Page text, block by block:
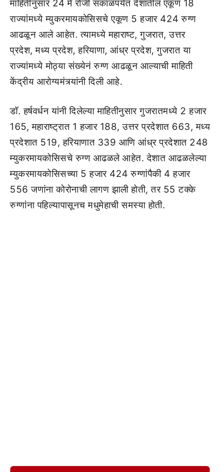
माहितीनुसार 24 मे रोजी सकाळपर्यंत देशातील एकूण 18
राज्यांमध्ये म्युकरमायकोसिसचे एकूण 5 हजार 424 रुग्ण
आढळून आले आहेत. त्यामध्ये महाराष्ट, गुजरात, उत्तर
प्रदेश, मध्य प्रदेश, हरियाणा, आंध्र प्रदेश, गुजरात या
राज्यांमध्ये मोठ्या संख्येनं रुग्ण आढळून आल्याची माहिती
केंद्रीय आरोग्यमंत्र्यांनी दिली आहे.
डॉ. हर्षवर्धन यांनी दिलेल्या माहितीनुसार गुजरातमध्ये 2 हजार
165, महाराष्ट्रात 1 हजार 188, उत्तर प्रदेशात 663, मध्य
प्रदेशात 519, हरियाणात 339 आणि आंध्र प्रदेशात 248
म्युकरमायकोसिसचे रुग्ण आढळले आहेत. देशात आढळलेल्या
म्युकरमायकोसिसच्या 5 हजार 424 रुग्णांपैकी 4 हजार
556 जणांना कोरोनाची लागण झाली होती, तर 55 टक्के
रुग्णांना पहिल्यापासूनच मधुमेहाची समस्या होती.